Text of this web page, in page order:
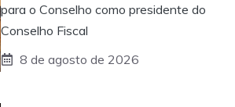
para o Conselho como presidente do
Conselho Fiscal
8 de agosto de 2026